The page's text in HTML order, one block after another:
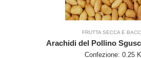
FRUTTA SECCA E
Arachidi del Pollino
Confezione: 0.25